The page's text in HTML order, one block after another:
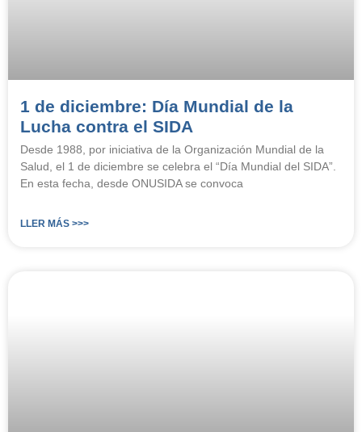
1 de diciembre: Día Mundial de la
Lucha contra el SIDA
Desde 1988, por iniciativa de la Organización Mundial de la
Salud, el 1 de diciembre se celebra el “Día Mundial del SIDA”.
En esta fecha, desde ONUSIDA se convoca
LLER MÁS >>>